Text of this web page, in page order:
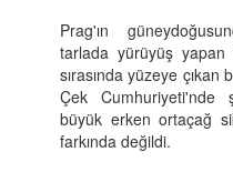
Prag'ın
tarlada yürüyüş yapan
sırasında yüzeye
Çek
büyük erken ortaçağ
farkında değildi.